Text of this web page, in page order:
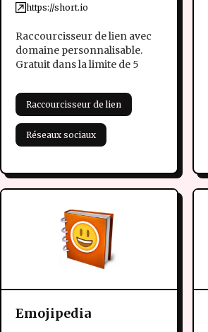
https://short.io
Raccourcisseur de lien avec
domaine personnalisable.
Gratuit dans la limite de 5
Raccourcisseur de lien
Réseaux sociaux
Emojipedia